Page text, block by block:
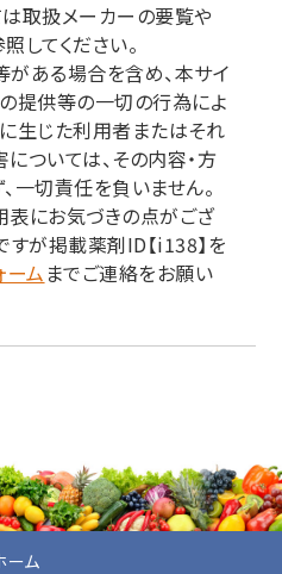
取扱メーカーの要覧や
してください。
ある場合を含め、本サイ
提供等の一切の行為によ
生じた利用者またはそれ
ついては、その内容・方
一切責任を負いません。
にお気づきの点がござ
すが掲載薬剤ID【i138】を
ーム までご連絡をお願い
ーム